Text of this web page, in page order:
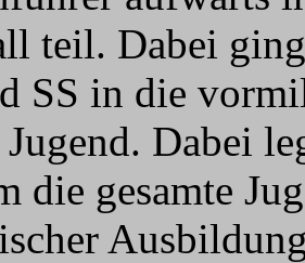
teil. Dabei
SS in die
Dabei
die gesamte